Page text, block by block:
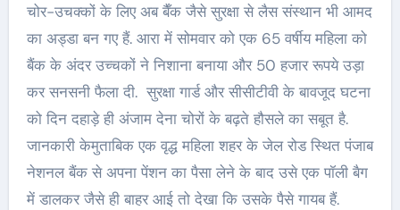
चोर-उचक्कों के लिए अब बैँक जैसे सुरक्षा से लैस संस्थान भी आमद
का अड्डा बन गए हैं. आरा में सोमवार को एक 65 वर्षीय महिला को
बैंक के अंदर उच्चकों ने निशाना बनाया और 50 हजार रूपये उड़ा
कर सनसनी फैला दी. सुरक्षा गार्ड और सीसीटीवी के बावजूद घटना
को दिन दहाड़े ही अंजाम देना चोरों के बढ़ते हौसले का सबूत है.
जानकारी केमुताबिक एक वृद्ध महिला शहर के जेल रोड स्थित पंजाब
नेशनल बैंक से अपना पेंशन का पैसा लेने के बाद उसे एक पॉली बैग
में डालकर जैसे ही बाहर आई तो देखा कि उसके पैसे गायब हैं.